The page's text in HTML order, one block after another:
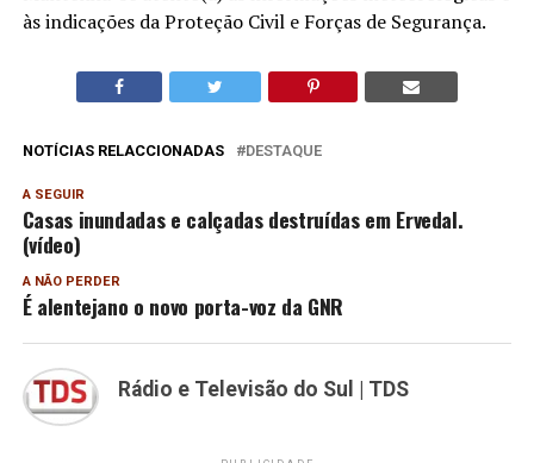
às indicações da Proteção Civil e Forças de Segurança.
NOTÍCIAS RELACCIONADAS DESTAQUE
A SEGUIR
Casas inundadas e calçadas destruídas em Ervedal.
(vídeo)
A NÃO PERDER
É alentejano o novo porta-voz da GNR
Rádio e Televisão do Sul | TDS